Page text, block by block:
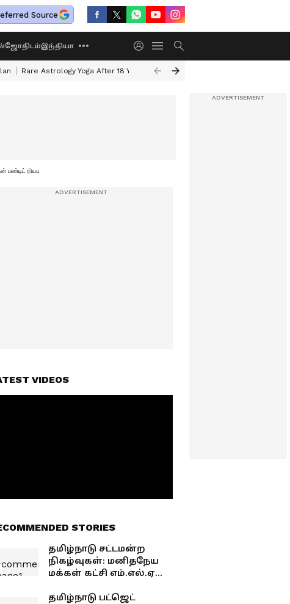
Source
ஜோதிடம்இந்தியா
Rare Astrology Yoga After 18 Years Dwi Pushkar Yoga 2026
பண்டிட் நியமனம் ரத்து
VIDEOS
STORIES
தமிழ்நாடு சட்டமன்ற
நிகழ்வுகள்: மனிதநேய
மக்கள் கட்சி எம்.எல்.ஏ
பேட்டி
தமிழ்நாடு பட்ஜெட்